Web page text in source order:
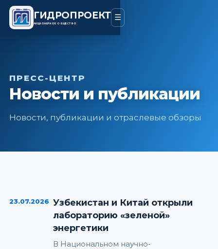
ГИДРОПРОЕКТ
АКЦИОНЕРНОЕ ОБЩЕСТВО
☰
ПРЕСС-ЦЕНТР
Новости и публикации
Новости, публикации и отраслевые обзоры
23.07.2026 Узбекистан и Китай открыли
лабораторию «зеленой»
энергетики
В Национальном научно-